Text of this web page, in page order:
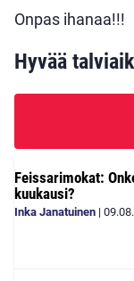
Onpas ihanaa!!!
Hyvää
Feissarimokat:
kuukausi?
Inka Janatuinen |